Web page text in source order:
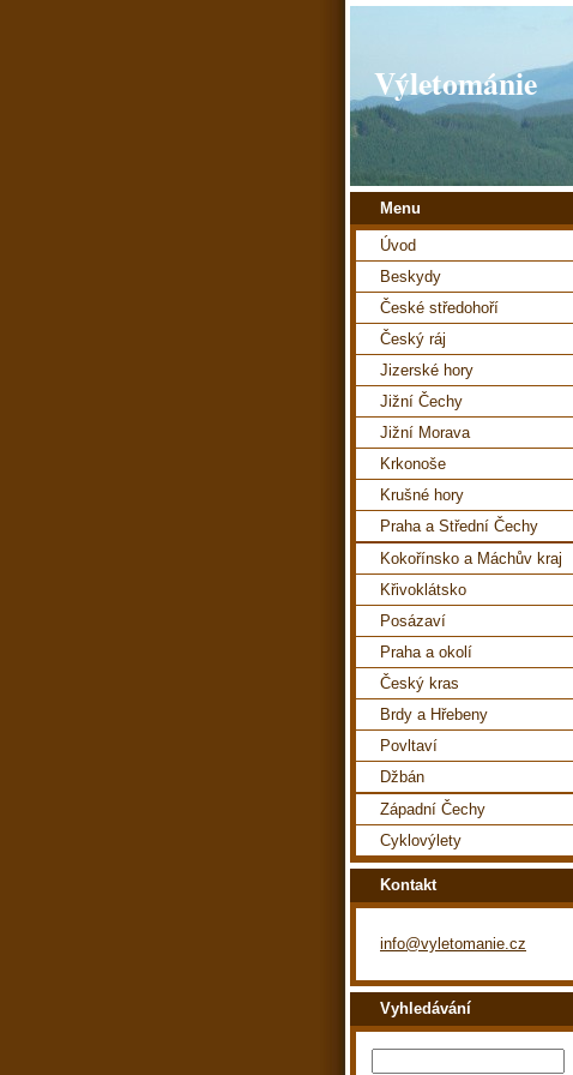
Výletománie
Menu
Úvod
Beskydy
České středohoří
Český ráj
Jizerské hory
Jižní Čechy
Jižní Morava
Krkonoše
Krušné hory
Praha a Střední Čechy
Kokořínsko a Máchův kraj
Křivoklátsko
Posázaví
Praha a okolí
Český kras
Brdy a Hřebeny
Povltaví
Džbán
Západní Čechy
Cyklovýlety
Kontakt
info@vyletomanie.cz
Vyhledávání